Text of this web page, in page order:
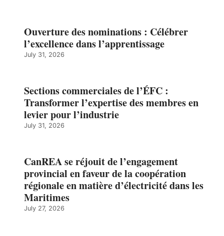
Ouverture des nominations : Célébrer
l’excellence dans l’apprentissage
July 31, 2026
Sections commerciales de l’ÉFC :
Transformer l’expertise des membres en
levier pour l’industrie
July 31, 2026
CanREA se réjouit de l’engagement
provincial en faveur de la coopération
régionale en matière d’électricité dans les
Maritimes
July 27, 2026